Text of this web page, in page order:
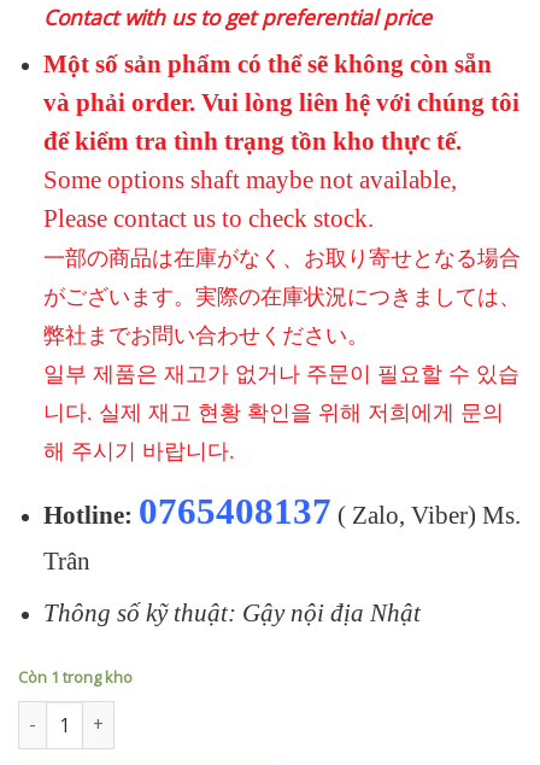
Contact with us to get preferential price
Một số sản phẩm có thể sẽ không còn sẵn
và phải order. Vui lòng liên hệ với chúng tôi
để kiểm tra tình trạng tồn kho thực tế.
Some options shaft maybe not available,
Please contact us to check stock.
一部の商品は在庫がなく、お取り寄せとなる場合
がございます。実際の在庫状況につきましては、
弊社までお問い合わせください。
일부 제품은 재고가 없거나 주문이 필요할 수 있습
니다. 실제 재고 현황 확인을 위해 저희에게 문의
해 주시기 바랍니다.
Hotline: 0765408137 ( Zalo, Viber) Ms.
Trân
Thông số kỹ thuật: Gậy nội địa Nhật
Còn 1 trong kho
Bộ gậy sắt TITLEIST T250 (2025) 6i(5-9P) AMC 880S (JP) số lượng